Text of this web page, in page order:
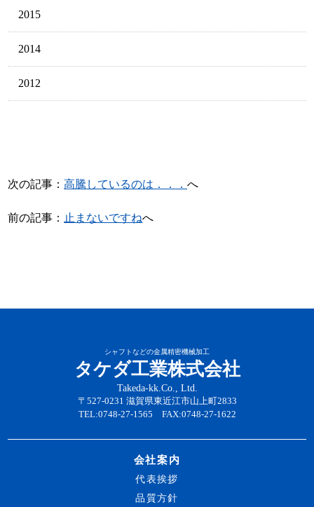
2015
2014
2012
次の記事：高騰しているのは．．．へ
前の記事： 止まないですねへ
シャフトなどの金属精密機械加工
タケダ工業株式会社
Takeda-kk.Co., Ltd.
〒527-0231 滋賀県東近江市山上町2833
TEL:0748-27-1565 FAX:0748-27-1622
会社案内
代表挨拶
品質方針